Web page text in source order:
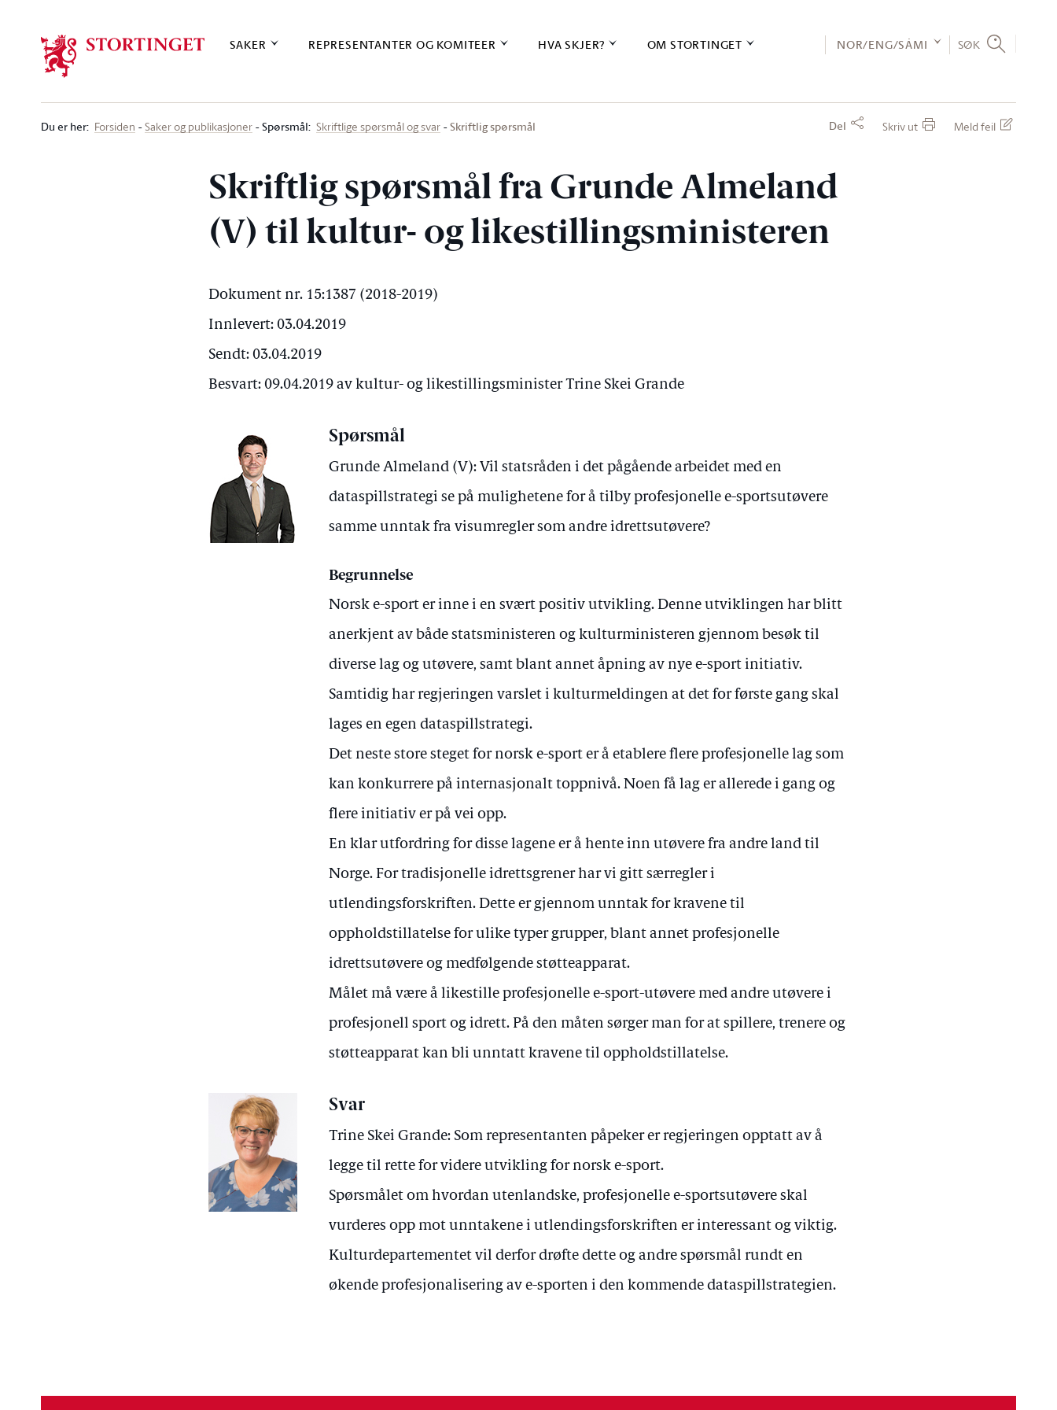
SAKER REPRESENTANTER OG KOMITEER HVA SKJER? OM STORTINGET NOR/ENG/SÁMI SØK
Du er her: Forsiden Saker og publikasjoner Spørsmål: Skriftlige spørsmål og svar Skriftlig spørsmål Del Skriv ut Meld feil
Skriftlig spørsmål fra Grunde Almeland
(V) til kultur- og likestillingsministeren
Dokument nr. 15:1387 (2018-2019)
Innlevert: 03.04.2019
Sendt: 03.04.2019
Besvart: 09.04.2019 av kultur- og likestillingsminister Trine Skei Grande
Spørsmål
Grunde Almeland (V): Vil statsråden i det pågående arbeidet med en
dataspillstrategi se på mulighetene for å tilby profesjonelle e-sportsutøvere
samme unntak fra visumregler som andre idrettsutøvere?
Begrunnelse
Norsk e-sport er inne i en svært positiv utvikling. Denne utviklingen har blitt
anerkjent av både statsministeren og kulturministeren gjennom besøk til
diverse lag og utøvere, samt blant annet åpning av nye e-sport initiativ.
Samtidig har regjeringen varslet i kulturmeldingen at det for første gang skal
lages en egen dataspillstrategi.
Det neste store steget for norsk e-sport er å etablere flere profesjonelle lag som
kan konkurrere på internasjonalt toppnivå. Noen få lag er allerede i gang og
flere initiativ er på vei opp.
En klar utfordring for disse lagene er å hente inn utøvere fra andre land til
Norge. For tradisjonelle idrettsgrener har vi gitt særregler i
utlendingsforskriften. Dette er gjennom unntak for kravene til
oppholdstillatelse for ulike typer grupper, blant annet profesjonelle
idrettsutøvere og medfølgende støtteapparat.
Målet må være å likestille profesjonelle e-sport-utøvere med andre utøvere i
profesjonell sport og idrett. På den måten sørger man for at spillere, trenere og
støtteapparat kan bli unntatt kravene til oppholdstillatelse.
Svar
Trine Skei Grande: Som representanten påpeker er regjeringen opptatt av å
legge til rette for videre utvikling for norsk e-sport.
Spørsmålet om hvordan utenlandske, profesjonelle e-sportsutøvere skal
vurderes opp mot unntakene i utlendingsforskriften er interessant og viktig.
Kulturdepartementet vil derfor drøfte dette og andre spørsmål rundt en
økende profesjonalisering av e-sporten i den kommende dataspillstrategien.